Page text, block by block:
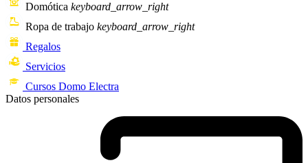
Domótica keyboard_arrow_right
Ropa de trabajo keyboard_arrow_right
Regalos
Servicios
Cursos Domo Electra
Datos personales